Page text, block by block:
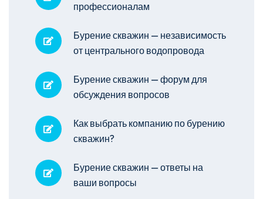
профессионалам
Бурение скважин — независимость
от центрального водопровода
Бурение скважин — форум для
обсуждения вопросов
Как выбрать компанию по бурению
скважин?
Бурение скважин — ответы на
ваши вопросы